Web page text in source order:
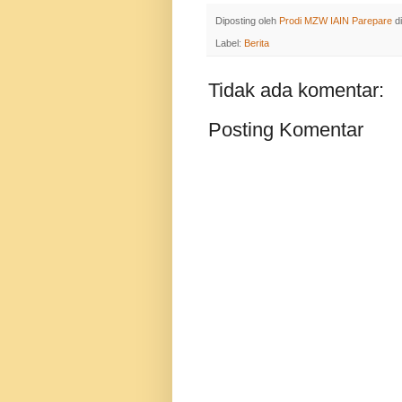
Diposting oleh Prodi MZW IAIN Parepare di
Label: Berita
Tidak ada komentar:
Posting Komentar